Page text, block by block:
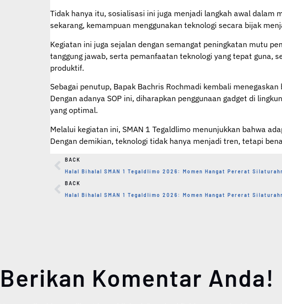
Tidak hanya itu, sosialisasi ini juga menjadi langkah awal
sekarang, kemampuan menggunakan teknologi secara bijak
Kegiatan ini juga sejalan dengan semangat peningkatan mutu
tanggung jawab, serta pemanfaatan teknologi yang tepat guna,
produktif.
Sebagai penutup, Bapak Bachris Rochmadi kembali
Dengan adanya SOP ini, diharapkan penggunaan gadget di
yang optimal.
Melalui kegiatan ini, SMAN 1 Tegaldlimo menunjukkan bahwa
Dengan demikian, teknologi tidak hanya menjadi tren, tetapi
BACK
BACK
Berikan Komentar Anda!